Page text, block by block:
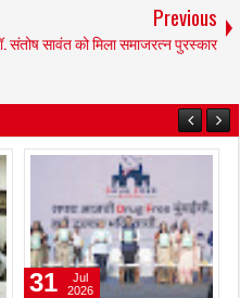
Previous
संतोष सावंत को मिला समाजरत्न पुरस्कार
31
Jul
2026